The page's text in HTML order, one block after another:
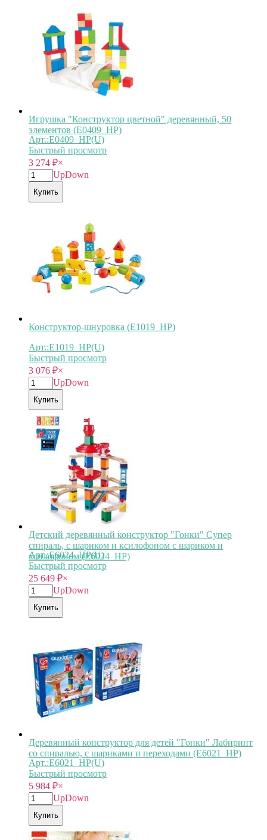
Игрушка "Конструктор цветной" деревянный, 50
элементов (E0409_HP)
Арт.:E0409_HP(U)
Быстрый просмотр
3 274 ₽×
UpDown
Купить
Конструктор-шнуровка (E1019_HP)
Арт.:E1019_HP(U)
Быстрый просмотр
3 076 ₽×
UpDown
Купить
Детский деревянный конструктор "Гонки" Супер
спираль, с шариком и ксилофоном с шариком и
ксилофоном (E6024_HP)
Арт.:E6024_HP(U)
Быстрый просмотр
25 649 ₽×
UpDown
Купить
Деревянный конструктор для детей "Гонки" Лабиринт
со спиралью, с шариками и переходами (E6021_HP)
Арт.:E6021_HP(U)
Быстрый просмотр
5 984 ₽×
UpDown
Купить